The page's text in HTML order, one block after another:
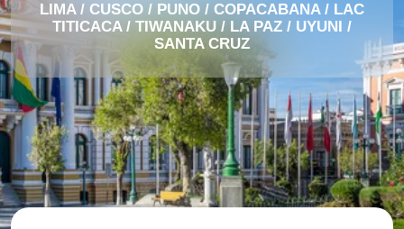
LIMA / CUSCO / PUNO / COPACABANA / LAC
TITICACA / TIWANAKU / LA PAZ / UYUNI /
SANTA CRUZ